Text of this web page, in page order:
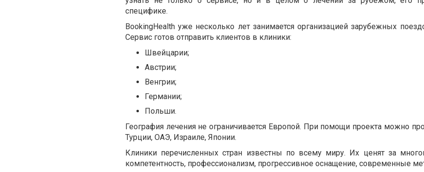
специфике.
BookingHealth уже несколько лет занимается организацией зарубежных
Сервис готов отправить клиентов в клиники:
Швейцарии;
Австрии;
Венгрии;
Германии;
Польши.
География лечения не ограничивается Европой. При помощи проекта можно
Турции, ОАЭ, Израиле, Японии.
Клиники перечисленных стран известны по всему миру. Их ценят за
компетентность, профессионализм, прогрессивное оснащение, современные